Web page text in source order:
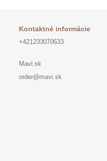
Kontaktné informácie
+421233070633
Mavi.sk
order@mavi.sk